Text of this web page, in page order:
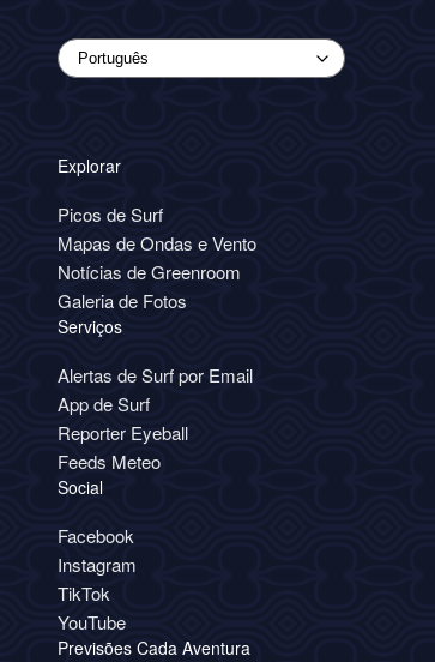
Explorar
Picos de Surf
Mapas de Ondas e Vento
Notícias de Greenroom
Galeria de Fotos
Serviços
Alertas de Surf por Email
App de Surf
Reporter Eyeball
Feeds Meteo
Social
Facebook
Instagram
TikTok
YouTube
Previsões Cada Aventura